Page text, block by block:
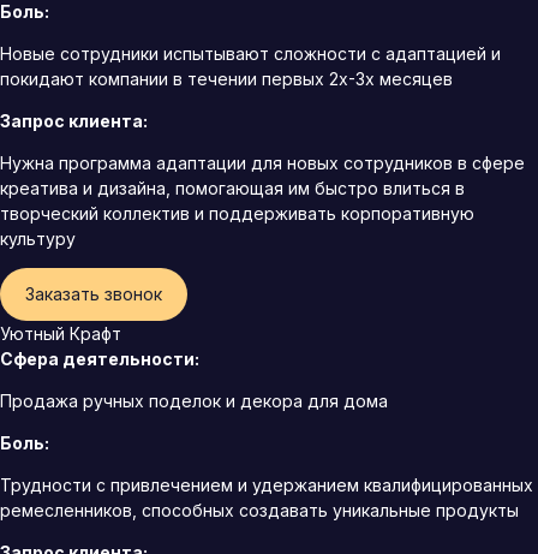
Боль:
Новые сотрудники испытывают сложности с адаптацией и
покидают компании в течении первых 2х-3х месяцев
Запрос клиента:
Нужна программа адаптации для новых сотрудников в сфере
креатива и дизайна, помогающая им быстро влиться в
творческий коллектив и поддерживать корпоративную
культуру
Заказать звонок
Уютный Крафт
Сфера деятельности:
Продажа ручных поделок и декора для дома
Боль:
Трудности с привлечением и удержанием квалифицированных
ремесленников, способных создавать уникальные продукты